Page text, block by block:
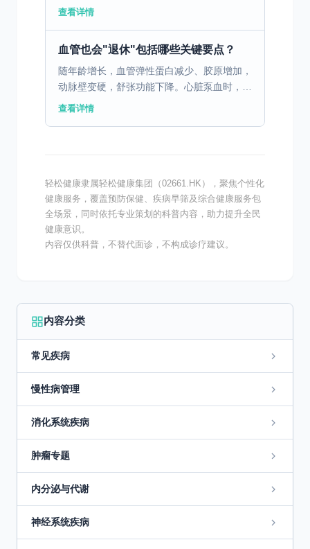
高患者的生活质量，还能推动中西医结合的创
查看详情
血管也会"退休"包括哪些关键要点？
随年龄增长，血管弹性蛋白减少、胶原增加，
动脉壁变硬，舒张功能下降。心脏泵血时，失
去弹性缓冲，收缩压明显升高——这是不可抗
查看详情
轻松健康隶属轻松健康集团（02661.HK），聚焦个性化
健康服务，覆盖预防保健、疾病早筛及综合健康服务包
全场景，同时依托专业策划的科普内容，助力提升全民
健康意识。
内容仅供科普，不替代面诊，不构成诊疗建议。
内容分类
常见疾病
慢性病管理
消化系统疾病
肿瘤专题
内分泌与代谢
神经系统疾病